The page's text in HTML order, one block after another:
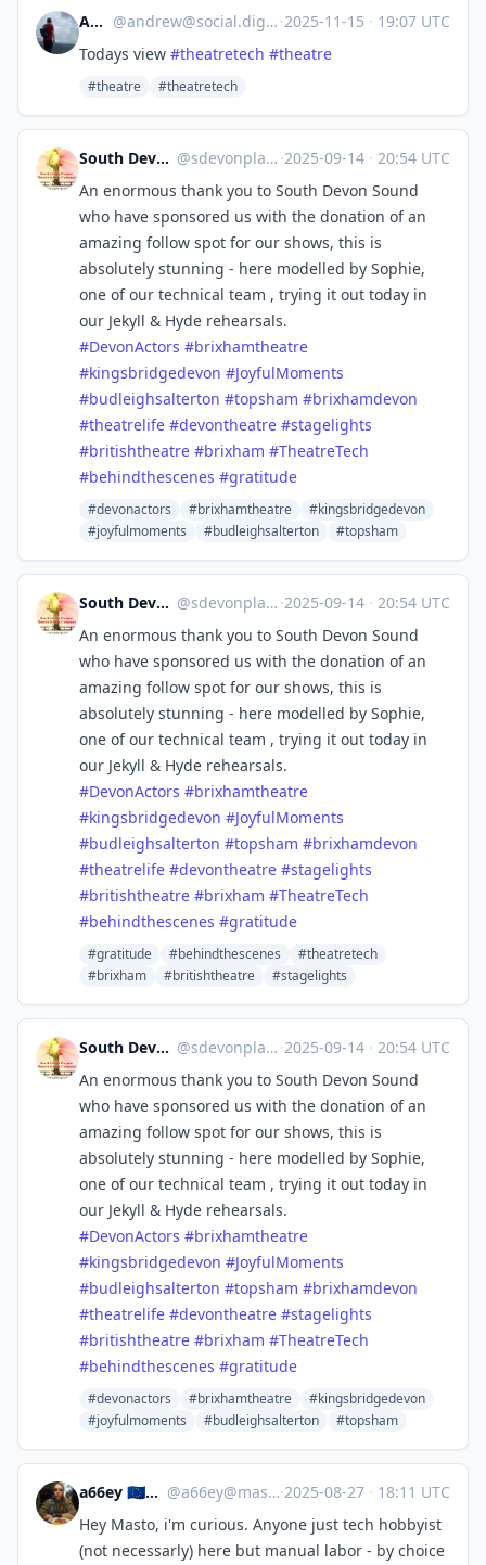
Andrew @andrew@social.digitalmountains.co.uk ·2025-11-15 · 19:07 UTC
Todays view #theatretech #theatre
#theatre #theatretech
South Devon Players Theatre Co @sdevonplayers@mastodonapp.uk ·2025-09-14 · 20:54 UTC
An enormous thank you to South Devon Sound
who have sponsored us with the donation of an
amazing follow spot for our shows, this is
absolutely stunning - here modelled by Sophie,
one of our technical team , trying it out today in
our Jekyll & Hyde rehearsals.
#DevonActors #brixhamtheatre
#kingsbridgedevon #JoyfulMoments
#budleighsalterton #topsham #brixhamdevon
#theatrelife #devontheatre #stagelights
#britishtheatre #brixham #TheatreTech
#behindthescenes #gratitude
#devonactors #brixhamtheatre
#kingsbridgedevon
#joyfulmoments
#budleighsalterton #topsham
South Devon Players Theatre Co @sdevonplayers@mastodonapp.uk ·2025-09-14 · 20:54 UTC
An enormous thank you to South Devon Sound
who have sponsored us with the donation of an
amazing follow spot for our shows, this is
absolutely stunning - here modelled by Sophie,
one of our technical team , trying it out today in
our Jekyll & Hyde rehearsals.
#DevonActors #brixhamtheatre
#kingsbridgedevon #JoyfulMoments
#budleighsalterton #topsham #brixhamdevon
#theatrelife #devontheatre #stagelights
#britishtheatre #brixham #TheatreTech
#behindthescenes #gratitude
#gratitude #behindthescenes
#theatretech
#brixham
#britishtheatre #stagelights
South Devon Players Theatre Co @sdevonplayers@mastodonapp.uk ·2025-09-14 · 20:54 UTC
An enormous thank you to South Devon Sound
who have sponsored us with the donation of an
amazing follow spot for our shows, this is
absolutely stunning - here modelled by Sophie,
one of our technical team , trying it out today in
our Jekyll & Hyde rehearsals.
#DevonActors #brixhamtheatre
#kingsbridgedevon #JoyfulMoments
#budleighsalterton #topsham #brixhamdevon
#theatrelife #devontheatre #stagelights
#britishtheatre #brixham #TheatreTech
#behindthescenes #gratitude
#devonactors #brixhamtheatre
#kingsbridgedevon
#joyfulmoments
#budleighsalterton #topsham
a66ey 🇪🇺🏳️‍🌈 she/her @a66ey@mastodon.social ·2025-08-27 · 18:11 UTC
Hey Masto, i'm curious. Anyone just tech hobbyist
(not necessarly) here but manual labor - by choice